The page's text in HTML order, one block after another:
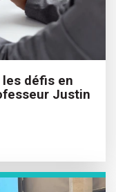
les défis en
Justin